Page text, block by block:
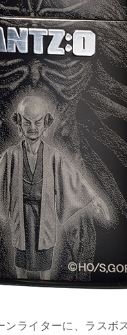
ンライターに、ラスボ